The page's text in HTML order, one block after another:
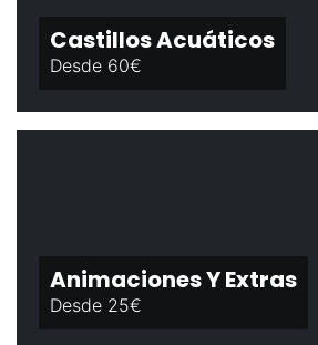
Castillos Acuáticos
Desde 60€
Animaciones Y Extras
Desde 25€